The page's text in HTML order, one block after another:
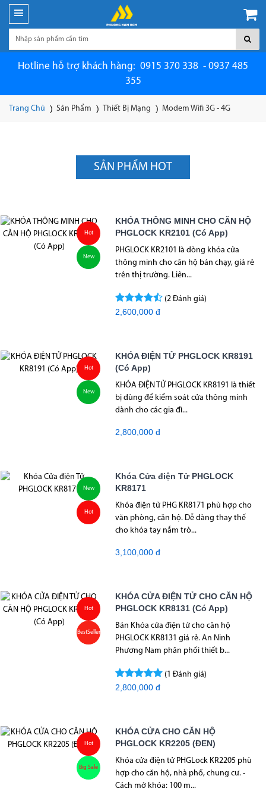
Hotline hỗ trợ khách hàng: 0915 370 338 - 0937 485
355
Trang Chủ Sản Phẩm Thiết Bị Mạng Modem Wifi 3G - 4G
SẢN PHẨM HOT
Hot
New
KHÓA THÔNG MINH CHO CĂN HỘ
PHGLOCK KR2101 (Có App)
PHGLOCK KR2101 là dòng khóa cửa
thông minh cho căn hộ bán chạy, giá rẻ
trên thị trường. Liên...
(2 Đánh giá)
2,600,000 đ
Hot
New
KHÓA ĐIỆN TỬ PHGLOCK KR8191
(Có App)
KHÓA ĐIỆN TỬ PHGLOCK KR8191 là thiết
bị dùng để kiểm soát cửa thông minh
dành cho các gia đì...
2,800,000 đ
New
Hot
Khóa Cửa điện Tử PHGLOCK
KR8171
Khóa điện tử PHG KR8171 phù hợp cho
văn phòng, căn hộ. Dễ dàng thay thế
cho khóa tay nắm trò...
3,100,000 đ
Hot
BestSeller
KHÓA CỬA ĐIỆN TỬ CHO CĂN HỘ
PHGLOCK KR8131 (Có App)
Bán Khóa cửa điện tử cho căn hộ
PHGLOCK KR8131 giá rẻ. An Ninh
Phương Nam phân phối thiết b...
(1 Đánh giá)
2,800,000 đ
Hot
Big Sale
KHÓA CỬA CHO CĂN HỘ
PHGLOCK KR2205 (ĐEN)
Khóa cửa điện tử PHGLock KR2205 phù
hợp cho căn hộ, nhà phố, chung cư. -
Cách mở khóa: 100 m...